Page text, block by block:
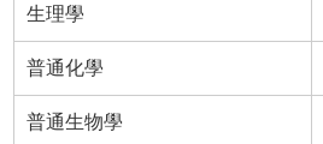
生理學
普通化學
普通生物學